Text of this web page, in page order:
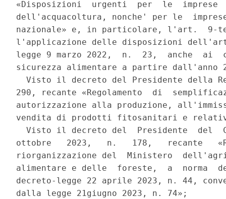
«Disposizioni  urgenti  per  le
dell'acquacoltura, nonche' per le
nazionale» e, in particolare, l'art.  9-
l'applicazione delle disposizioni
legge 9 marzo 2022,  n.  23,  anche
sicurezza alimentare a partire dall'anno
Visto il decreto del Presidente della
290, recante «Regolamento  di
autorizzazione alla produzione,
vendita di prodotti fitosanitari e
Visto il decreto del  Presidente  del
ottobre   2023,   n.   178,   recante
riorganizzazione del  Ministero
alimentare e delle  foreste,  a  norma
decreto-legge 22 aprile 2023, n. 44,
dalla legge 21giugno 2023, n. 74»;